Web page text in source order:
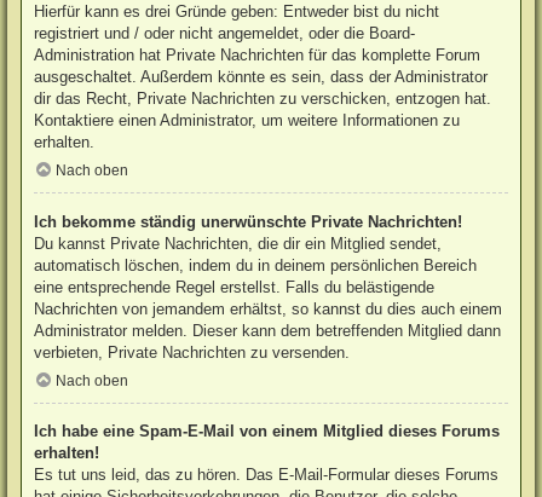
Hierfür kann es drei Gründe geben: Entweder bist du nicht
registriert und / oder nicht angemeldet, oder die Board-
Administration hat Private Nachrichten für das komplette Forum
ausgeschaltet. Außerdem könnte es sein, dass der Administrator
dir das Recht, Private Nachrichten zu verschicken, entzogen hat.
Kontaktiere einen Administrator, um weitere Informationen zu
erhalten.
Nach oben
Ich bekomme ständig unerwünschte Private Nachrichten!
Du kannst Private Nachrichten, die dir ein Mitglied sendet,
automatisch löschen, indem du in deinem persönlichen Bereich
eine entsprechende Regel erstellst. Falls du belästigende
Nachrichten von jemandem erhältst, so kannst du dies auch einem
Administrator melden. Dieser kann dem betreffenden Mitglied dann
verbieten, Private Nachrichten zu versenden.
Nach oben
Ich habe eine Spam-E-Mail von einem Mitglied dieses Forums
erhalten!
Es tut uns leid, das zu hören. Das E-Mail-Formular dieses Forums